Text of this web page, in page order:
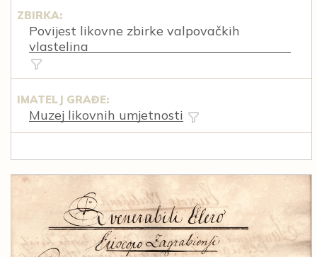
ZBIRKA:
Povijest likovne zbirke valpovačkih
vlastelina
IMATELJ GRAĐE:
Muzej likovnih umjetnosti